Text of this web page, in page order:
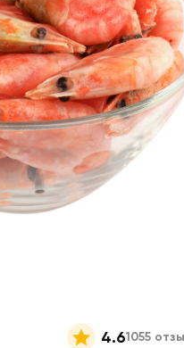
4.61055